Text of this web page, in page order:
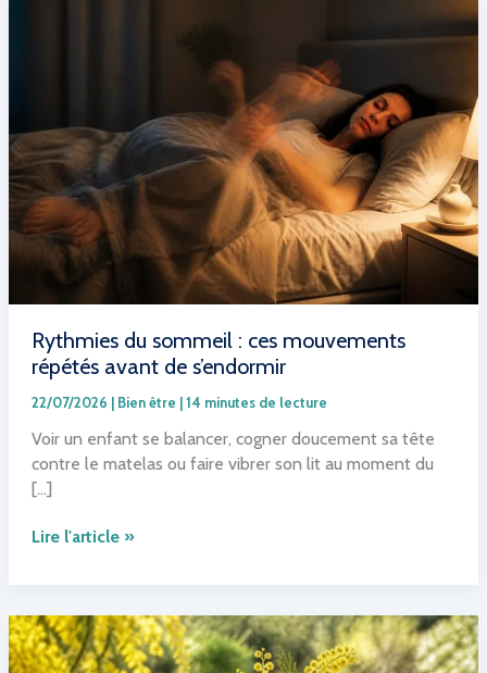
Rythmies du sommeil : ces mouvements
répétés avant de s’endormir
22/07/2026 | Bien être |14 minutes de lecture
Voir un enfant se balancer, cogner doucement sa tête
contre le matelas ou faire vibrer son lit au moment du
[…]
Rythmies
ces
mouvements
Lire l'article »